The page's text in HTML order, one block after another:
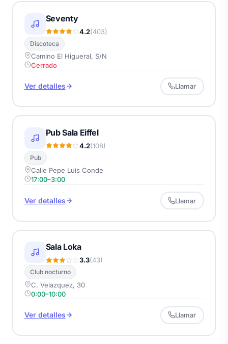
Seventy
4.2(403)
Discoteca
Camino El Higueral, S/N
Cerrado
Ver detalles Llamar
Pub Sala Eiffel
4.2(108)
Pub
Calle Pepe Luis Conde
17:00–3:00
Ver detalles Llamar
Sala Loka
3.3(43)
Club nocturno
C. Velazquez, 30
0:00–10:00
Ver detalles Llamar